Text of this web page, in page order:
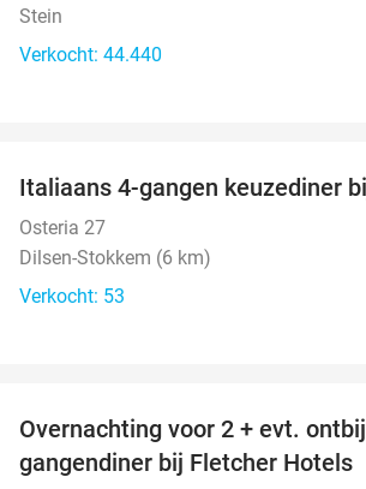
Stein
Verkocht: 44.440
Italiaans 4-gangen keuzediner
Osteria 27
Dilsen-Stokkem (6 km)
Verkocht: 53
Overnachting voor 2 + evt.
gangendiner bij Fletcher Hotels